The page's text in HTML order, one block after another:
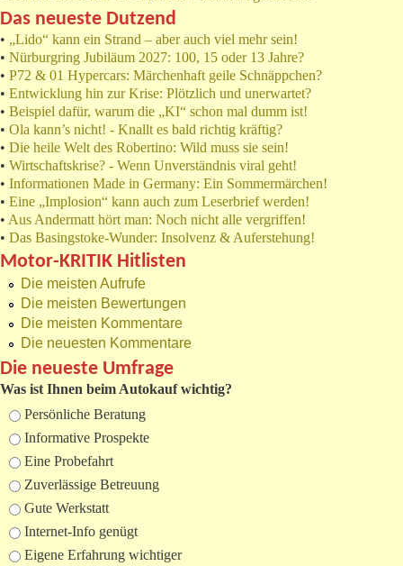
Das neueste Dutzend
• „Lido“ kann ein Strand – aber auch viel mehr sein!
• Nürburgring Jubiläum 2027: 100, 15 oder 13 Jahre?
• P72 & 01 Hypercars: Märchenhaft geile Schnäppchen?
• Entwicklung hin zur Krise: Plötzlich und unerwartet?
• Beispiel dafür, warum die „KI“ schon mal dumm ist!
• Ola kann’s nicht! - Knallt es bald richtig kräftig?
• Die heile Welt des Robertino: Wild muss sie sein!
• Wirtschaftskrise? - Wenn Unverständnis viral geht!
• Informationen Made in Germany: Ein Sommermärchen!
• Eine „Implosion“ kann auch zum Leserbrief werden!
• Aus Andermatt hört man: Noch nicht alle vergriffen!
• Das Basingstoke-Wunder: Insolvenz & Auferstehung!
Motor-KRITIK Hitlisten
Die meisten Aufrufe
Die meisten Bewertungen
Die meisten Kommentare
Die neuesten Kommentare
Die neueste Umfrage
Was ist Ihnen beim Autokauf wichtig?
Auswahlmöglichkeiten
Persönliche Beratung
Informative Prospekte
Eine Probefahrt
Zuverlässige Betreuung
Gute Werkstatt
Internet-Info genügt
Eigene Erfahrung wichtiger